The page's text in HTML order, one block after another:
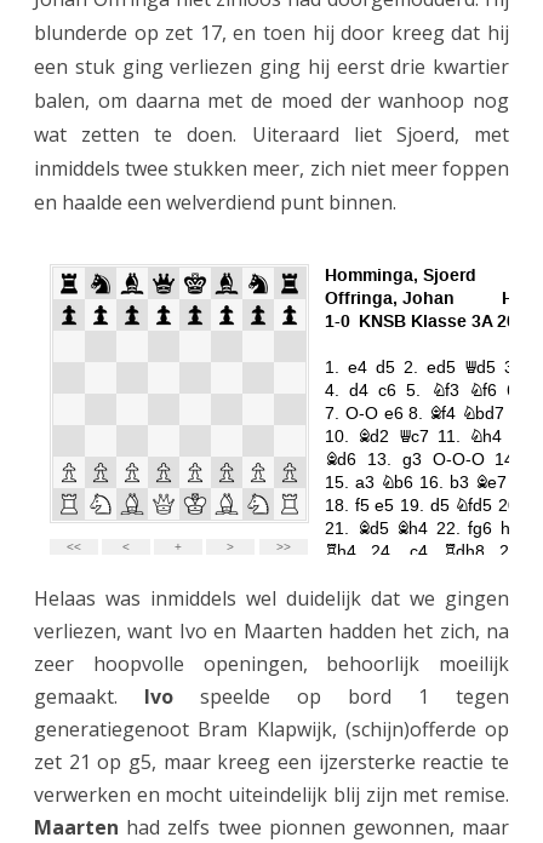
blunderde op zet 17, en toen hij door kreeg dat hij
een stuk ging verliezen ging hij eerst drie kwartier
balen, om daarna met de moed der wanhoop nog
wat zetten te doen. Uiteraard liet Sjoerd, met
inmiddels twee stukken meer, zich niet meer foppen
en haalde een welverdiend punt binnen.
Helaas was inmiddels wel duidelijk dat we gingen
verliezen, want Ivo en Maarten hadden het zich, na
zeer hoopvolle openingen, behoorlijk moeilijk
gemaakt. Ivo speelde op bord 1 tegen
generatiegenoot Bram Klapwijk, (schijn)offerde op
zet 21 op g5, maar kreeg een ijzersterke reactie te
verwerken en mocht uiteindelijk blij zijn met remise.
Maarten had zelfs twee pionnen gewonnen, maar